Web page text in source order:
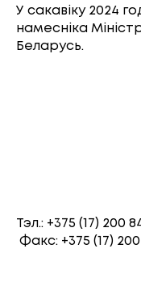
У сакавіку 2024
намесніка
Беларусь.
Тэл.: +375 (17) 200
Факс: +375 (17)